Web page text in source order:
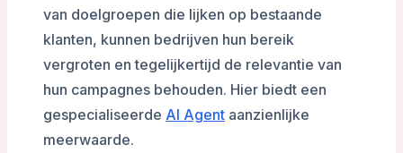
van doelgroepen die lijken op bestaande
klanten, kunnen bedrijven hun bereik
vergroten en tegelijkertijd de relevantie van
hun campagnes behouden. Hier biedt een
gespecialiseerde AI Agentaanzienlijke
meerwaarde.